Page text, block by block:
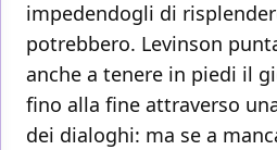
impedendogli di
potrebbero. Levinson
anche a tenere in piedi il
fino alla fine attraverso
dei dialoghi: ma se a